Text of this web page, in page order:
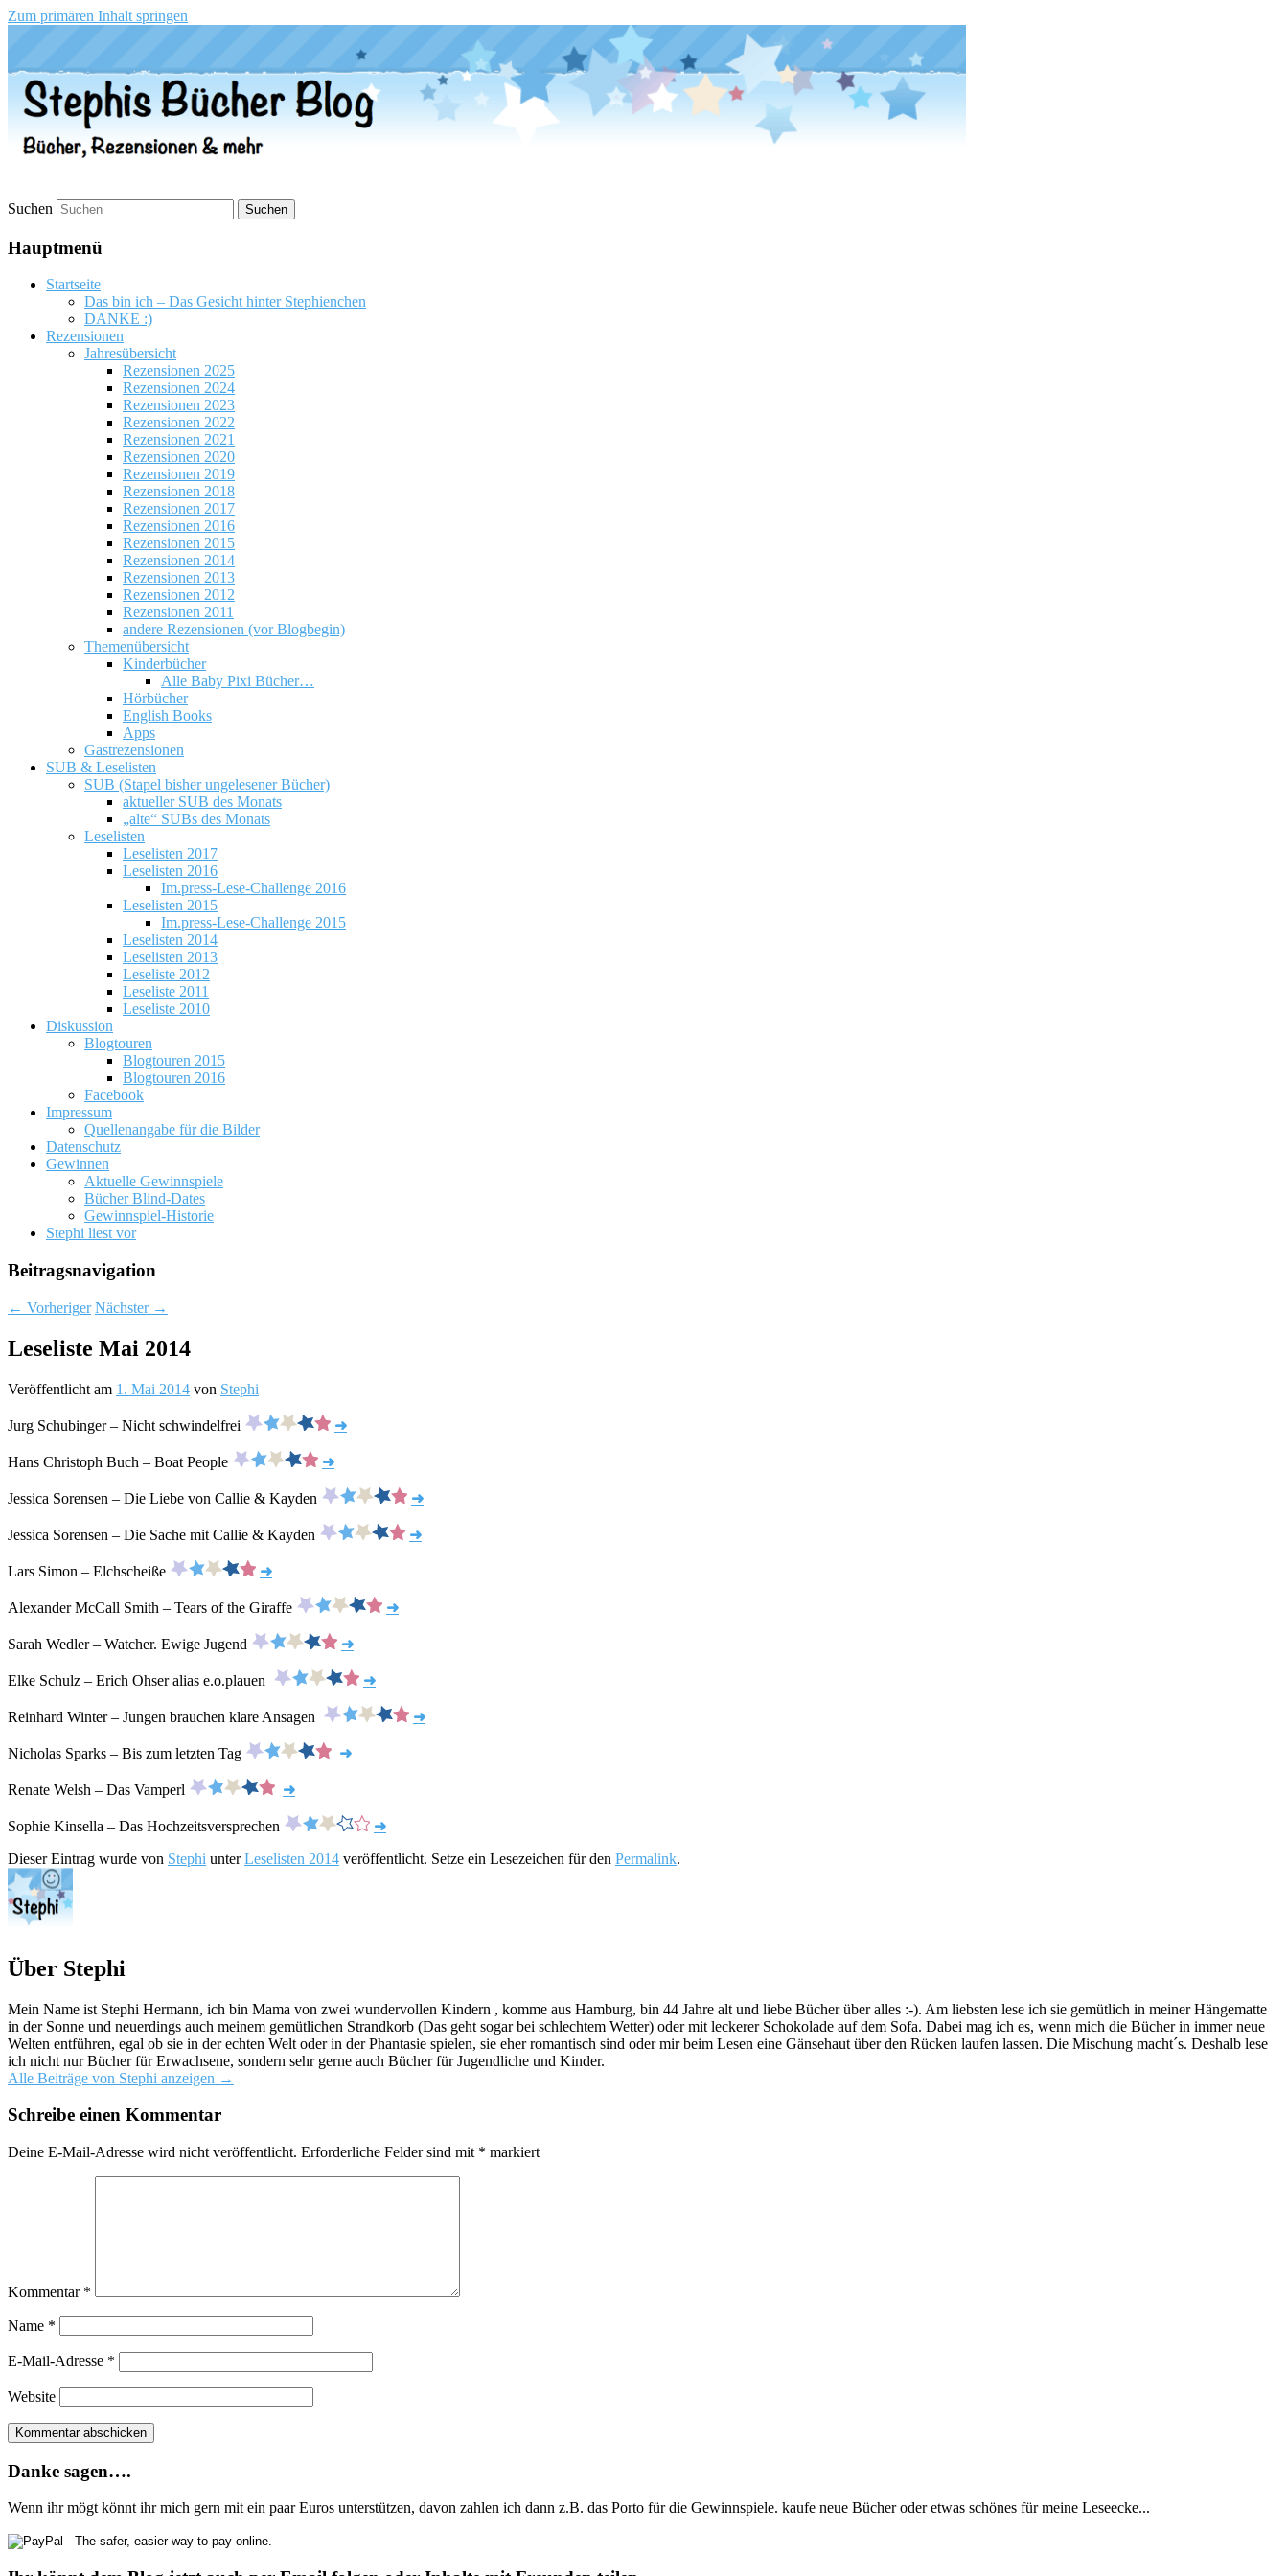
Zum primären Inhalt springen
Stephis Bücher Blog
Suchen
Hauptmenü
Startseite
Das bin ich – Das Gesicht hinter Stephienchen
DANKE :)
Rezensionen
Jahresübersicht
Rezensionen 2025
Rezensionen 2024
Rezensionen 2023
Rezensionen 2022
Rezensionen 2021
Rezensionen 2020
Rezensionen 2019
Rezensionen 2018
Rezensionen 2017
Rezensionen 2016
Rezensionen 2015
Rezensionen 2014
Rezensionen 2013
Rezensionen 2012
Rezensionen 2011
andere Rezensionen (vor Blogbegin)
Themenübersicht
Kinderbücher
Alle Baby Pixi Bücher…
Hörbücher
English Books
Apps
Gastrezensionen
SUB & Leselisten
SUB (Stapel bisher ungelesener Bücher)
aktueller SUB des Monats
„alte“ SUBs des Monats
Leselisten
Leselisten 2017
Leselisten 2016
Im.press-Lese-Challenge 2016
Leselisten 2015
Im.press-Lese-Challenge 2015
Leselisten 2014
Leselisten 2013
Leseliste 2012
Leseliste 2011
Leseliste 2010
Diskussion
Blogtouren
Blogtouren 2015
Blogtouren 2016
Facebook
Impressum
Quellenangabe für die Bilder
Datenschutz
Gewinnen
Aktuelle Gewinnspiele
Bücher Blind-Dates
Gewinnspiel-Historie
Stephi liest vor
Beitragsnavigation
← Vorheriger Nächster →
Leseliste Mai 2014
Veröffentlicht am 1. Mai 2014 von Stephi
Jurg Schubinger – Nicht schwindelfrei ➜
Hans Christoph Buch – Boat People ➜
Jessica Sorensen – Die Liebe von Callie & Kayden ➜
Jessica Sorensen – Die Sache mit Callie & Kayden ➜
Lars Simon – Elchscheiße ➜
Alexander McCall Smith – Tears of the Giraffe ➜
Sarah Wedler – Watcher. Ewige Jugend ➜
Elke Schulz – Erich Ohser alias e.o.plauen ➜
Reinhard Winter – Jungen brauchen klare Ansagen ➜
Nicholas Sparks – Bis zum letzten Tag ➜
Renate Welsh – Das Vamperl ➜
Sophie Kinsella – Das Hochzeitsversprechen
➜
Dieser Eintrag wurde von Stephi unterLeselisten 2014 veröffentlicht. Setze ein Lesezeichen für den Permalink.
Über Stephi
Mein Name ist Stephi Hermann, ich bin Mama von zwei wundervollen Kindern , komme aus Hamburg, bin 44 Jahre alt und liebe Bücher über alles :-). Am liebsten lese ich sie gemütlich in meiner Hängematte
in der Sonne und neuerdings auch meinem gemütlichen Strandkorb (Das geht sogar bei schlechtem Wetter) oder mit leckerer Schokolade auf dem Sofa. Dabei mag ich es, wenn mich die Bücher in immer neue
Welten entführen, egal ob sie in der echten Welt oder in der Phantasie spielen, sie eher romantisch sind oder mir beim Lesen eine Gänsehaut über den Rücken laufen lassen. Die Mischung macht´s. Deshalb lese
ich nicht nur Bücher für Erwachsene, sondern sehr gerne auch Bücher für Jugendliche und Kinder.
Alle Beiträge von Stephi anzeigen →
Schreibe einen Kommentar
Deine E-Mail-Adresse wird nicht veröffentlicht. Erforderliche Felder sind mit * markiert
Kommentar *
Name *
E-Mail-Adresse *
Website
Danke sagen….
Wenn ihr mögt könnt ihr mich gern mit ein paar Euros unterstützen, davon zahlen ich dann z.B. das Porto für die Gewinnspiele. kaufe neue Bücher oder etwas schönes für meine Leseecke...